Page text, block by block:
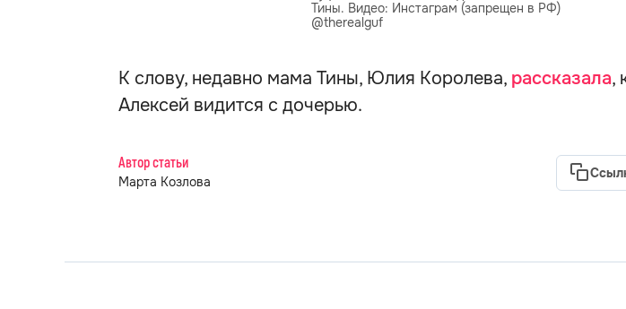
Тины. Видео: Инстаграм (запрещен в РФ)
@therealguf
К слову, недавно мама Тины, Юлия Королева, рассказала,
Алексей видится с дочерью.
Автор статьи
Марта Козлова